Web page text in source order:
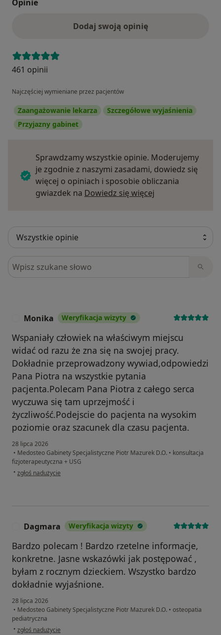
Opinie
Dodaj swoją opinię
461 opinii
Najczęściej wymieniane przez pacjentów
Zaangażowanie lekarza
Szczegółowe wyjaśnienia
Przyjazny gabinet
Sprawdzamy wszystkie opinie. Moderujemy
je zgodnie z naszymi zasadami, dowiedz się
więcej o opiniach i sposobie obliczania
gwiazdek na Dowiedz się więcej
Szukaj w opiniach
Monika Weryfikacja wizyty
Wspaniały człowiek na właściwym miejscu
widać od razu że zna się na swojej pracy.
Dokładnie przeprowadzony wywiad,odpowiedzi
Pana Piotra na wszystkie pytania
pacjenta.Polecam Pana Piotra z całego serca
wyczuwa się tam uprzejmość i
życzliwość.Podejscie do pacjenta na wysokim
poziomie oraz szacunek dla czasu pacjenta.
28 lipca 2026
• Medosteo Gabinety Specjalistyczne Piotr Mazurek D.O. • konsultacja
fizjoterapeutyczna + USG
• w opinii użytkownika Monika
zgłoś nadużycie
Dagmara Weryfikacja wizyty
Bardzo polecam ! Bardzo rzetelne informacje,
konkretne. Jasne wskazówki jak postępować ,
byłam z rocznym dzieckiem. Wszystko bardzo
dokładnie wyjaśnione.
28 lipca 2026
• Medosteo Gabinety Specjalistyczne Piotr Mazurek D.O. • osteopatia
pediatryczna
• w opinii użytkownika Dagmara
zgłoś nadużycie